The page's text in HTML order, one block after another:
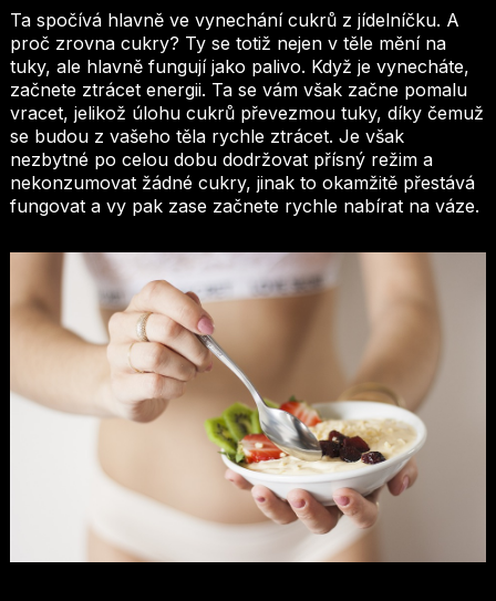
Ta spočívá hlavně ve vynechání cukrů z jídelníčku. A
proč zrovna cukry? Ty se totiž nejen v těle mění na
tuky, ale hlavně fungují jako palivo. Když je vynecháte,
začnete ztrácet energii. Ta se vám však začne pomalu
vracet, jelikož úlohu cukrů převezmou tuky, díky čemuž
se budou z vašeho těla rychle ztrácet. Je však
nezbytné po celou dobu dodržovat přísný režim a
nekonzumovat žádné cukry, jinak to okamžitě přestává
fungovat a vy pak zase začnete rychle nabírat na váze.